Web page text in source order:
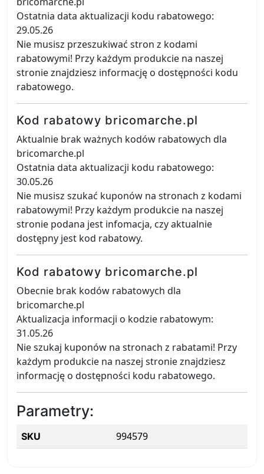
Ostatnia data aktualizacji kodu rabatowego:
29.05.26
Nie musisz przeszukiwać stron z kodami
rabatowymi! Przy każdym produkcie na naszej
stronie znajdziesz informację o dostępności kodu
rabatowego.
Kod rabatowy bricomarche.pl
Aktualnie brak ważnych kodów rabatowych dla
bricomarche.pl
Ostatnia data aktualizacji kodu rabatowego:
30.05.26
Nie musisz szukać kuponów na stronach z kodami
rabatowymi! Przy każdym produkcie na naszej
stronie podana jest infomacja, czy aktualnie
dostępny jest kod rabatowy.
Kod rabatowy bricomarche.pl
Obecnie brak kodów rabatowych dla
bricomarche.pl
Aktualizacja informacji o kodzie rabatowym:
31.05.26
Nie szukaj kuponów na stronach z rabatami! Przy
każdym produkcie na naszej stronie znajdziesz
informację o dostępności kodu rabatowego.
Parametry:
SKU 994579